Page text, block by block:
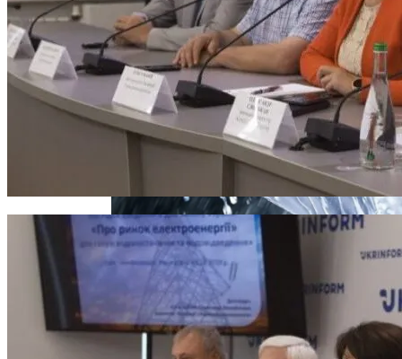
Растущая Концентрация Власти В
Руках Си Цзиньпина: Мир Не Обмануть
Извержение Вулкана На Юге Исландии:
Чрезвычайное Положение И Эвакуация
Стало Известно, Сколько Бойцов ВСУ
Погибло С Прошлого Перемирия